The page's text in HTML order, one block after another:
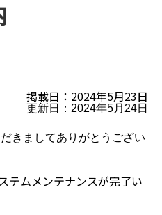
2024年5月23日
更新日：2024年5月24日
きましてありがとうござい
テムメンテナンスが完了い